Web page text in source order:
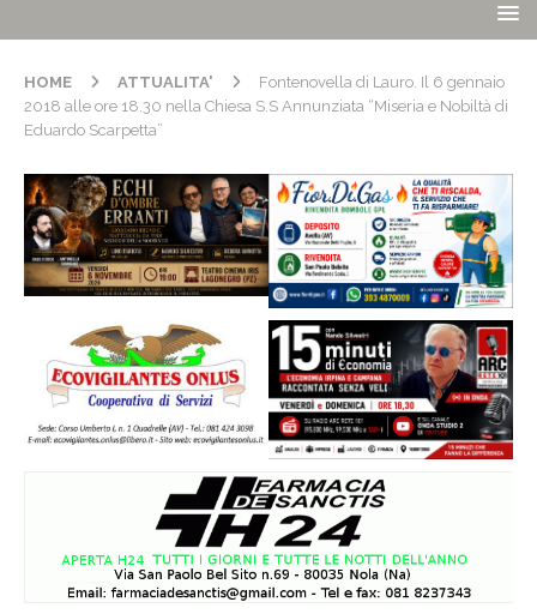
HOME ATTUALITA'
Fontenovella di Lauro. Il 6 gennaio
2018 alle ore 18.30 nella Chiesa S.S Annunziata “Miseria e Nobiltà di
Eduardo Scarpetta”